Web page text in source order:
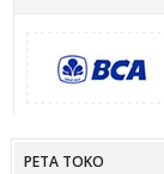
PETA TOKO